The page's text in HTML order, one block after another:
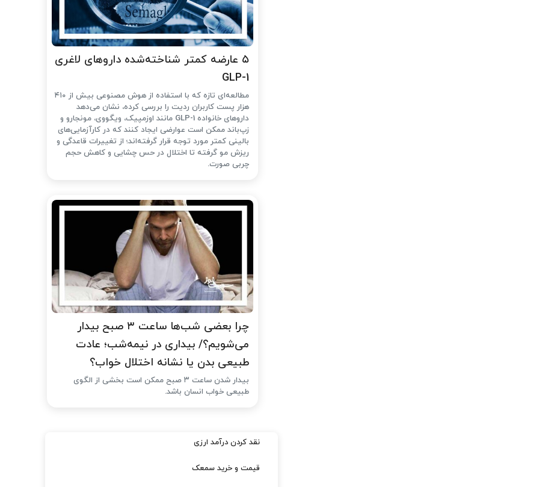
۵ عارضه کمتر شناخته‌شده داروهای لاغری
GLP-1
مطالعه‌ای تازه که با استفاده از هوش مصنوعی بیش از ۴۱۰
هزار پست کاربران ردیت را بررسی کرده، نشان می‌دهد
داروهای خانواده GLP-1 مانند اوزمپیک، ویگووی، مونجارو و
زپ‌باند ممکن است عوارضی ایجاد کنند که در کارآزمایی‌های
بالینی کمتر مورد توجه قرار گرفته‌اند؛ از تغییرات قاعدگی و
ریزش مو گرفته تا اختلال در حس چشایی و کاهش حجم
چربی صورت.
چرا بعضی شب‌ها ساعت ۳ صبح بیدار
می‌شویم؟/ بیداری در نیمه‌شب؛ عادت
طبیعی بدن یا نشانه اختلال خواب؟
بیدار شدن ساعت ۳ صبح ممکن است بخشی از الگوی
طبیعی خواب انسان باشد.
نقد کردن درآمد ارزی
قیمت و خرید سمعک